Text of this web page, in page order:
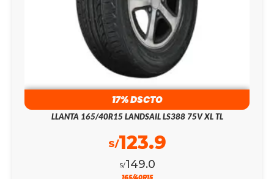
17% DSCTO
LLANTA 165/40R15 LANDSAIL LS388 75V XL TL
S/149.0
S/123.9